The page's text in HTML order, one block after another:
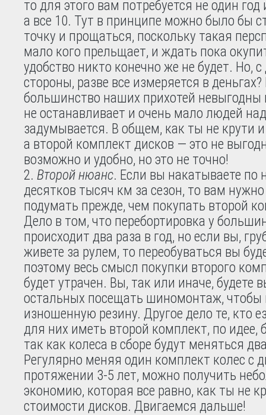
то для этого вам потребуется не один
а все 10. Тут в принципе можно было бы
точку и прощаться, поскольку такая
мало кого прельщает, и ждать пока
удобство никто конечно же не будет. Но, с
стороны, разве все измеряется в деньгах?
большинство наших прихотей невыгодны
не останавливает и очень мало людей
задумывается. В общем, как ты не крути
а второй комплект дисков — это не
возможно и удобно, но это не точно!
Второй нюанс. Если вы накатываете по
десятков тысяч км за сезон, то вам
подумать прежде, чем покупать второй
Дело в том, что перебортировка у
происходит два раза в год, но если вы,
живете за рулем, то переобуваться вы
поэтому весь смысл покупки второго
будет утрачен. Вы, так или иначе,
остальных посещать шиномонтаж, чтобы
изношенную резину. Другое дело те, кто
для них иметь второй комплект, по идее,
так как колеса в сборе будут меняться
Регулярно меняя один комплект колес с
протяжении 3-5 лет, можно получить
экономию, которая все равно, как ты не
стоимости дисков. Двигаемся дальше!